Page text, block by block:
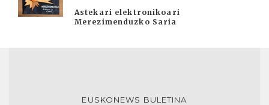
Astekari elektronikoari
Merezimenduzko Saria
EUSKONEWS BULETINA